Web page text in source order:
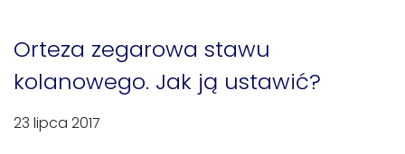
Orteza zegarowa stawu
kolanowego. Jak ją ustawić?
23 lipca 2017